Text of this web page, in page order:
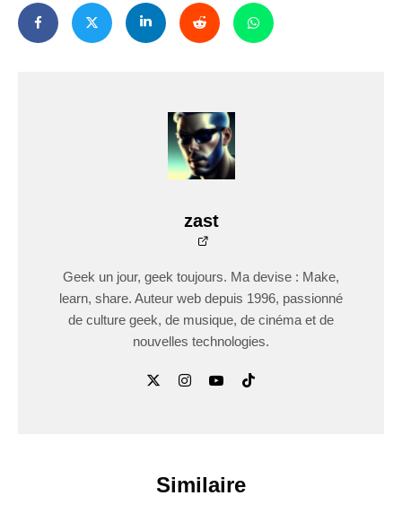
zast
Geek un jour, geek toujours. Ma devise : Make,
learn, share. Auteur web depuis 1996, passionné
de culture geek, de musique, de cinéma et de
nouvelles technologies.
Similaire